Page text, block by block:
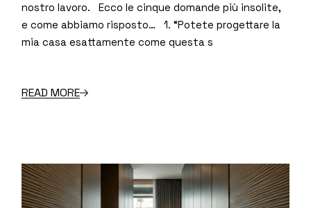
nostro lavoro. Ecco le cinque domande più insolite,
e come abbiamo risposto… 1. “Potete progettare la
mia casa esattamente come questa s
READ MORE